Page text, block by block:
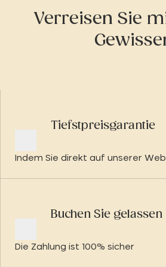
Verreisen Sie
Tiefstpreisgarantie
Indem Sie direkt auf unserer
Buchen Sie gelassen
Die Zahlung ist 100% sicher